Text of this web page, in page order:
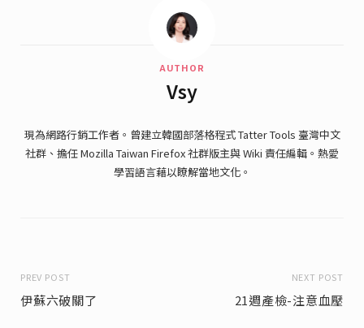
AUTHOR
Vsy
現為網路行銷工作者。曾建立韓國部落格程式 Tatter Tools 臺灣中文
社群、擔任 Mozilla Taiwan Firefox 社群版主與 Wiki 責任編輯。熱愛
學習語言藉以瞭解當地文化。
PREV POST
伊蘇六破關了
NEXT POST
21週產檢-注意血壓